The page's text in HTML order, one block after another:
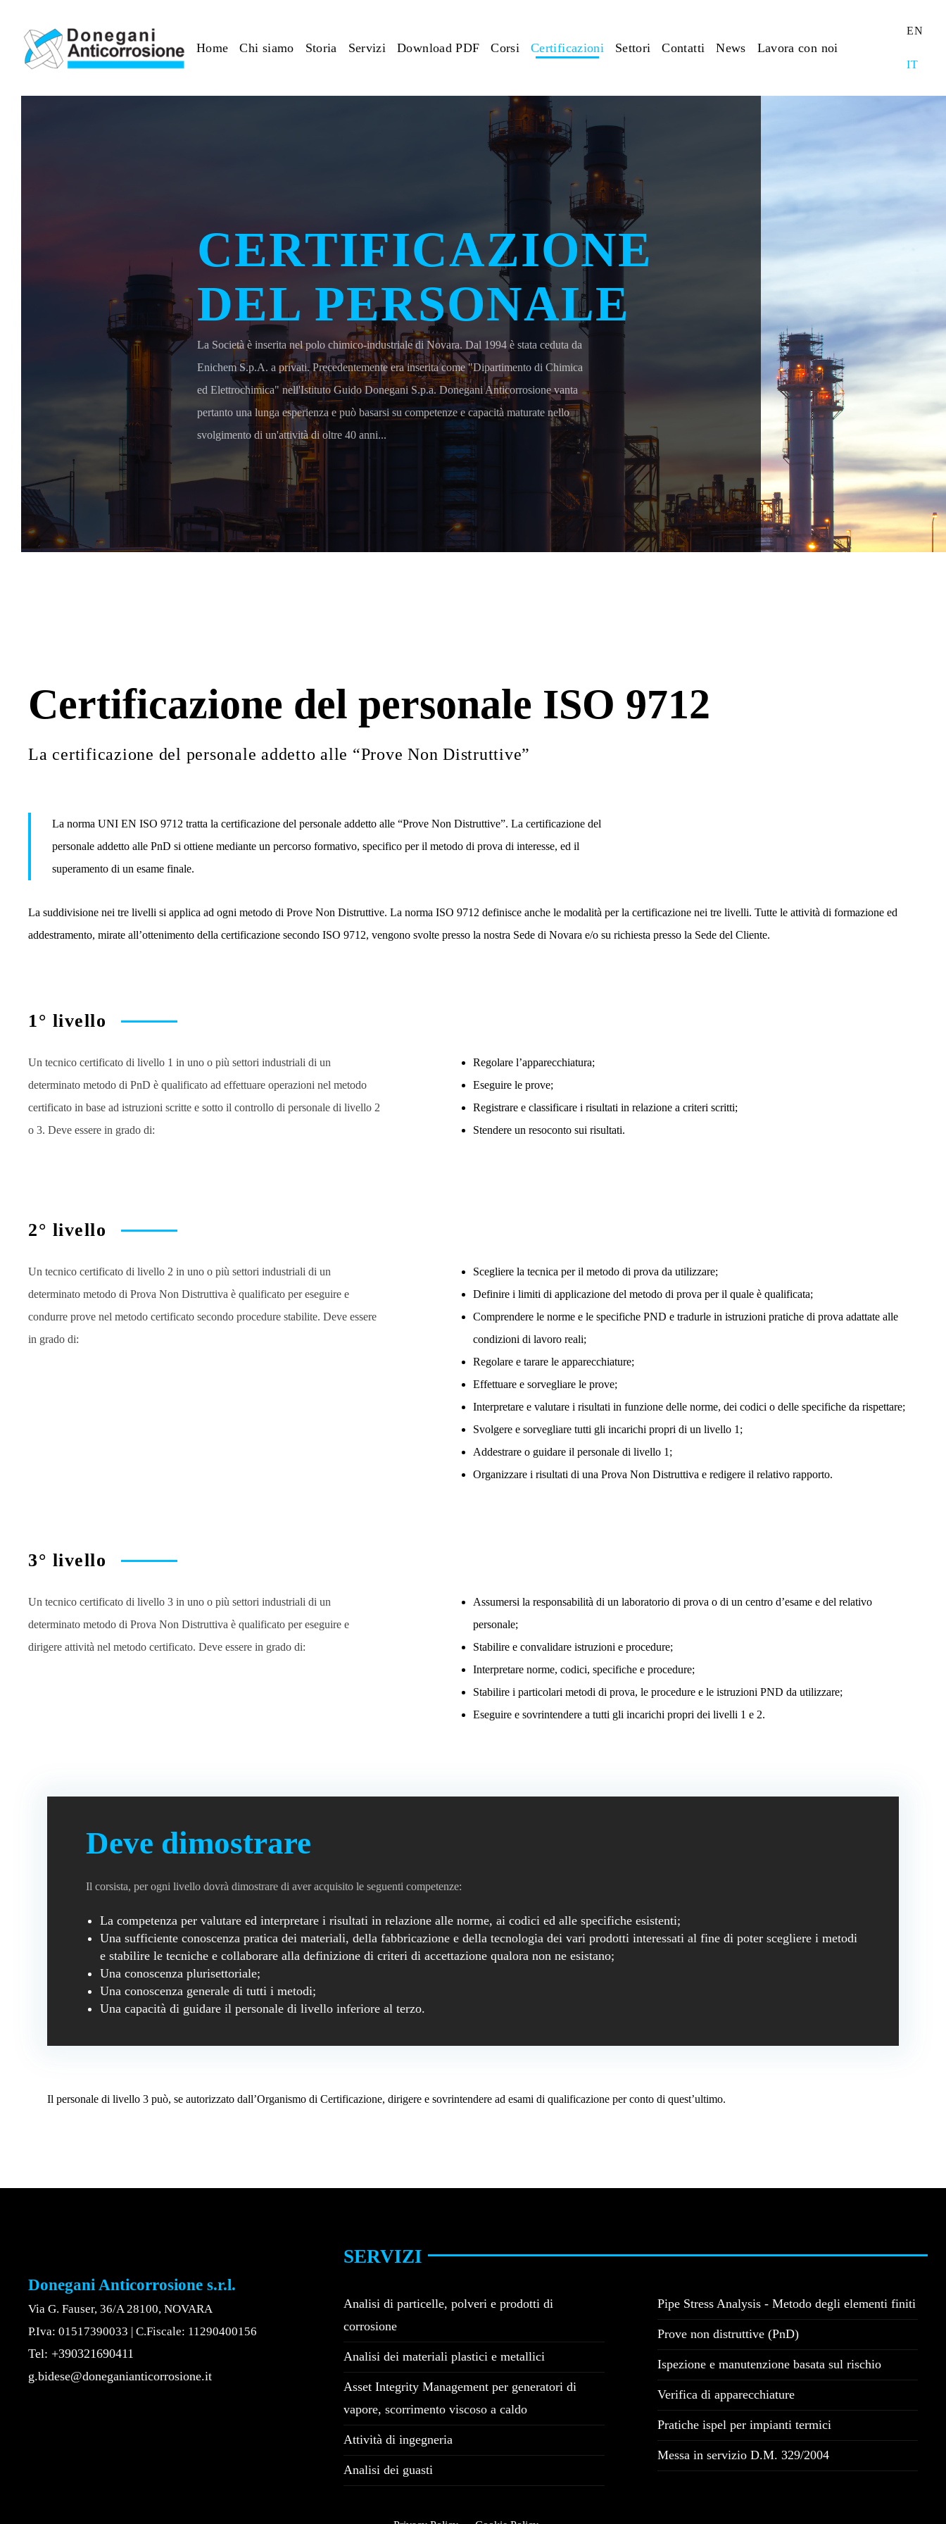
Skip to main content
Home Chi siamo Storia Servizi Download PDF Corsi Certificazioni Settori Contatti News Lavora con noi
EN
IT
La Società è inserita nel polo chimico-industriale di Novara. Dal 1994 è stata ceduta da
Enichem S.p.A. a privati. Precedentemente era inserita come "Dipartimento di Chimica
ed Elettrochimica" nell'Istituto Guido Donegani S.p.a. Donegani Anticorrosione vanta
pertanto una lunga esperienza e può basarsi su competenze e capacità maturate nello
svolgimento di un'attività di oltre 40 anni...
Certificazione del personale ISO 9712
La certificazione del personale addetto alle “Prove Non Distruttive”
La norma UNI EN ISO 9712 tratta la certificazione del personale addetto alle “Prove Non Distruttive”. La certificazione del
personale addetto alle PnD si ottiene mediante un percorso formativo, specifico per il metodo di prova di interesse, ed il
superamento di un esame finale.
La suddivisione nei tre livelli si applica ad ogni metodo di Prove Non Distruttive. La norma ISO 9712 definisce anche le modalità per la certificazione nei tre livelli. Tutte le attività di formazione ed
addestramento, mirate all’ottenimento della certificazione secondo ISO 9712, vengono svolte presso la nostra Sede di Novara e/o su richiesta presso la Sede del Cliente.
1° livello
Un tecnico certificato di livello 1 in uno o più settori industriali di un
determinato metodo di PnD è qualificato ad effettuare operazioni nel metodo
certificato in base ad istruzioni scritte e sotto il controllo di personale di livello 2
o 3. Deve essere in grado di:
Regolare l’apparecchiatura;
Eseguire le prove;
Registrare e classificare i risultati in relazione a criteri scritti;
Stendere un resoconto sui risultati.
2° livello
Un tecnico certificato di livello 2 in uno o più settori industriali di un
determinato metodo di Prova Non Distruttiva è qualificato per eseguire e
condurre prove nel metodo certificato secondo procedure stabilite. Deve essere
in grado di:
Scegliere la tecnica per il metodo di prova da utilizzare;
Definire i limiti di applicazione del metodo di prova per il quale è qualificata;
Comprendere le norme e le specifiche PND e tradurle in istruzioni pratiche di prova adattate alle
condizioni di lavoro reali;
Regolare e tarare le apparecchiature;
Effettuare e sorvegliare le prove;
Interpretare e valutare i risultati in funzione delle norme, dei codici o delle specifiche da rispettare;
Svolgere e sorvegliare tutti gli incarichi propri di un livello 1;
Addestrare o guidare il personale di livello 1;
Organizzare i risultati di una Prova Non Distruttiva e redigere il relativo rapporto.
3° livello
Un tecnico certificato di livello 3 in uno o più settori industriali di un
determinato metodo di Prova Non Distruttiva è qualificato per eseguire e
dirigere attività nel metodo certificato. Deve essere in grado di:
Assumersi la responsabilità di un laboratorio di prova o di un centro d’esame e del relativo
personale;
Stabilire e convalidare istruzioni e procedure;
Interpretare norme, codici, specifiche e procedure;
Stabilire i particolari metodi di prova, le procedure e le istruzioni PND da utilizzare;
Eseguire e sovrintendere a tutti gli incarichi propri dei livelli 1 e 2.
Deve dimostrare
Il corsista, per ogni livello dovrà dimostrare di aver acquisito le seguenti competenze:
La competenza per valutare ed interpretare i risultati in relazione alle norme, ai codici ed alle specifiche esistenti;
Una sufficiente conoscenza pratica dei materiali, della fabbricazione e della tecnologia dei vari prodotti interessati al fine di poter scegliere i metodi
e stabilire le tecniche e collaborare alla definizione di criteri di accettazione qualora non ne esistano;
Una conoscenza plurisettoriale;
Una conoscenza generale di tutti i metodi;
Una capacità di guidare il personale di livello inferiore al terzo.
Il personale di livello 3 può, se autorizzato dall’Organismo di Certificazione, dirigere e sovrintendere ad esami di qualificazione per conto di quest’ultimo.
Donegani Anticorrosione s.r.l.
Via G. Fauser, 36/A 28100, NOVARA
P.Iva: 01517390033 | C.Fiscale: 11290400156
Tel: +390321690411
g.bidese@doneganianticorrosione.it
SERVIZI
Analisi di particelle, polveri e prodotti di
corrosione
Analisi dei materiali plastici e metallici
Asset Integrity Management per generatori di
vapore, scorrimento viscoso a caldo
Attività di ingegneria
Analisi dei guasti
Pipe Stress Analysis - Metodo degli elementi finiti
Prove non distruttive (PnD)
Ispezione e manutenzione basata sul rischio
Verifica di apparecchiature
Pratiche ispel per impianti termici
Messa in servizio D.M. 329/2004